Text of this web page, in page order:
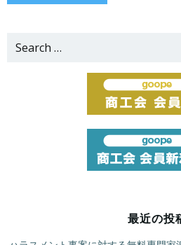
Search
最近の投